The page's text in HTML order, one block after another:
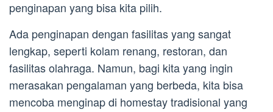
penginapan yang bisa kita pilih.
Ada penginapan dengan fasilitas yang sangat
lengkap, seperti kolam renang, restoran, dan
fasilitas olahraga. Namun, bagi kita yang ingin
merasakan pengalaman yang berbeda, kita bisa
mencoba menginap di homestay tradisional yang